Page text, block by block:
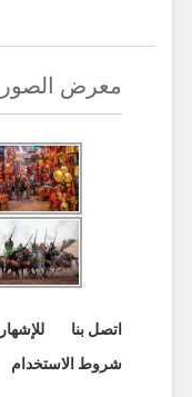
معرض الصور
اتصل بنا للإشهار
شروط الاستخدام